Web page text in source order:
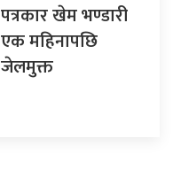
पत्रकार खेम भण्डारी
एक महिनापछि
जेलमुक्त